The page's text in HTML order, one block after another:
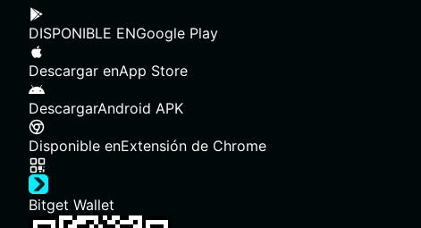
DISPONIBLE ENGoogle Play
Descargar enApp Store
DescargarAndroid APK
Disponible enExtensión de Chrome
Bitget Wallet